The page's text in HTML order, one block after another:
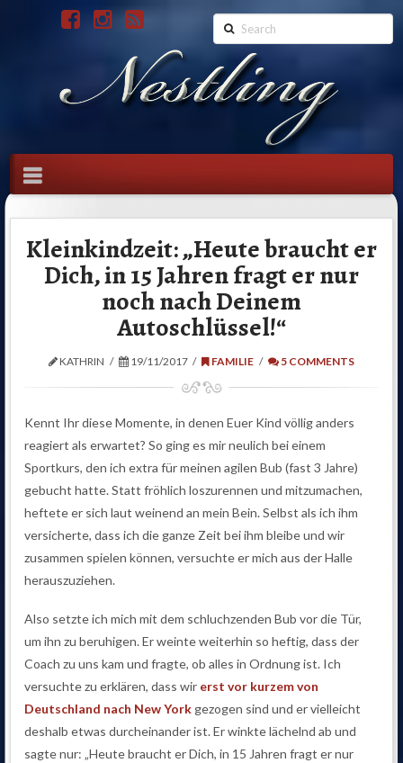
Search
Navigation
Kleinkindzeit: „Heute braucht er
Dich, in 15 Jahren fragt er nur
noch nach Deinem
Autoschlüssel!“
KATHRIN 19/11/2017 FAMILIE 5 COMMENTS
Kennt Ihr diese Momente, in denen Euer Kind völlig anders
reagiert als erwartet? So ging es mir neulich bei einem
Sportkurs, den ich extra für meinen agilen Bub (fast 3 Jahre)
gebucht hatte. Statt fröhlich loszurennen und mitzumachen,
heftete er sich laut weinend an mein Bein. Selbst als ich ihm
versicherte, dass ich die ganze Zeit bei ihm bleibe und wir
zusammen spielen können, versuchte er mich aus der Halle
herauszuziehen.
Also setzte ich mich mit dem schluchzenden Bub vor die Tür,
um ihn zu beruhigen. Er weinte weiterhin so heftig, dass der
Coach zu uns kam und fragte, ob alles in Ordnung ist. Ich
versuchte zu erklären, dass wir erst vor kurzem von
Deutschland nach New York gezogen sind und er vielleicht
deshalb etwas durcheinander ist. Er winkte lächelnd ab und
sagte nur: „Heute braucht er Dich, in 15 Jahren fragt er nur